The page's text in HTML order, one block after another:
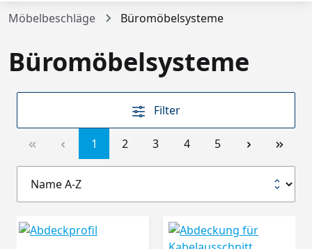
Möbelbeschläge Büromöbelsysteme
Büromöbelsysteme
Filter
1 2 3 4 5